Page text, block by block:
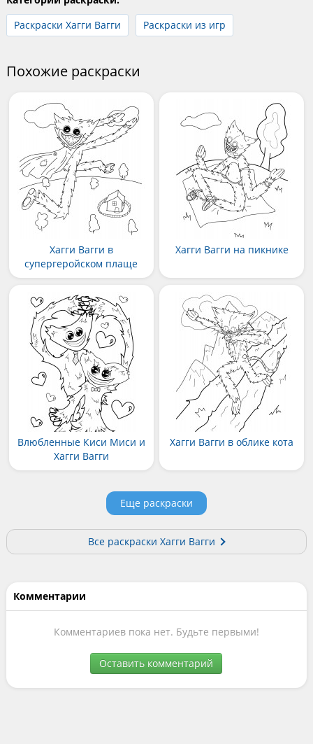
Раскраски Хагги Вагги
Раскраски из игр
Похожие раскраски
Хагги Вагги в
супергеройском плаще
Хагги Вагги на пикнике
Влюбленные Киси Миси и
Хагги Вагги
Хагги Вагги в облике кота
Еще раскраски
Все раскраски Хагги Вагги
Комментарии
Комментариев пока нет. Будьте первыми!
Оставить комментарий